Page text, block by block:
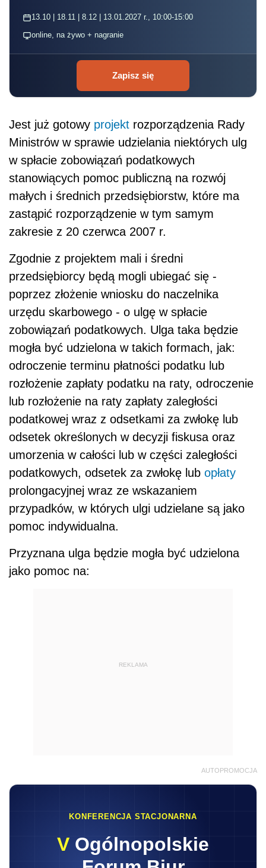
13.10 | 18.11 | 8.12 | 13.01.2027 r., 10:00-15:00
online, na żywo + nagranie
Zapisz się
Jest już gotowy projekt rozporządzenia Rady
Ministrów w sprawie udzielania niektórych ulg
w spłacie zobowiązań podatkowych
stanowiących pomoc publiczną na rozwój
małych i średnich przedsiębiorstw, które ma
zastąpić rozporządzenie w tym samym
zakresie z 20 czerwca 2007 r.
Zgodnie z projektem mali i średni
przedsiębiorcy będą mogli ubiegać się -
poprzez złożenie wniosku do naczelnika
urzędu skarbowego - o ulgę w spłacie
zobowiązań podatkowych. Ulga taka będzie
mogła być udzielona w takich formach, jak:
odroczenie terminu płatności podatku lub
rozłożenie zapłaty podatku na raty, odroczenie
lub rozłożenie na raty zapłaty zaległości
podatkowej wraz z odsetkami za zwłokę lub
odsetek określonych w decyzji fiskusa oraz
umorzenia w całości lub w części zaległości
podatkowych, odsetek za zwłokę lub opłaty
prolongacyjnej wraz ze wskazaniem
przypadków, w których ulgi udzielane są jako
pomoc indywidualna.
Przyznana ulga będzie mogła być udzielona
jako pomoc na:
REKLAMA
AUTOPROMOCJA
KONFERENCJA STACJONARNA
V Ogólnopolskie